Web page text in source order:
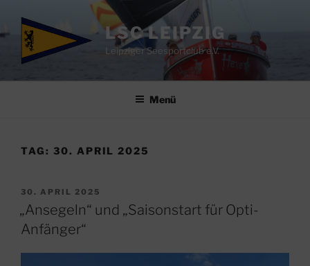
Inhalt
springen
LSC LEIPZIG
Leipziger Seesportclub e.V.
Menü
TAG: 30. APRIL 2025
VERÖFFENTLICHT
AM
30. APRIL 2025
„Ansegeln“ und „Saisonstart für Opti-
Anfänger“